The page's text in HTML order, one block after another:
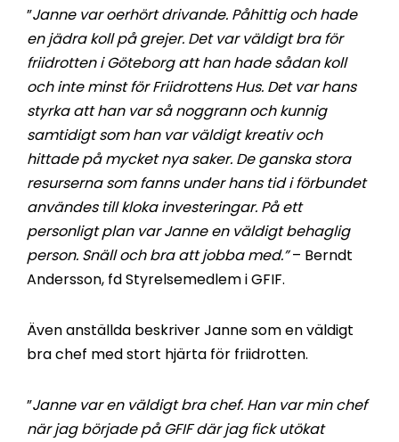
”Janne var oerhört drivande. Påhittig och hade
en jädra koll på grejer. Det var väldigt bra för
friidrotten i Göteborg att han hade sådan koll
och inte minst för Friidrottens Hus. Det var hans
styrka att han var så noggrann och kunnig
samtidigt som han var väldigt kreativ och
hittade på mycket nya saker. De ganska stora
resurserna som fanns under hans tid i förbundet
användes till kloka investeringar. På ett
personligt plan var Janne en väldigt behaglig
person. Snäll och bra att jobba med.”– Berndt
Andersson, fd Styrelsemedlem i GFIF.
Även anställda beskriver Janne som en väldigt
bra chef med stort hjärta för friidrotten.
”Janne var en väldigt bra chef. Han var min chef
när jag började på GFIF där jag fick utökat